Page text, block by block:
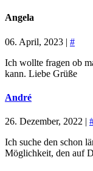
Angela
06. April, 2023 | #
Ich wollte fragen ob
kann. Liebe Grüße
André
26. Dezember, 2022 |
Ich suche den schon
Möglichkeit, den auf